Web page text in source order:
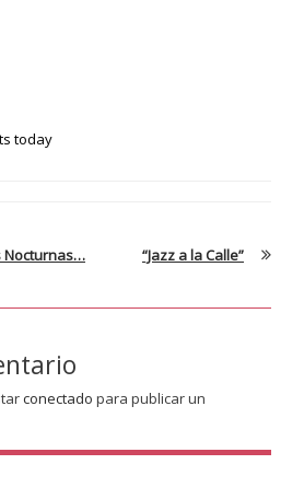
today
Nocturnas… “Jazz a la Calle”
conectado para publicar un